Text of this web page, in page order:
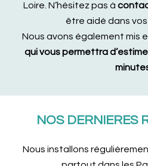
Loire. N’hésitez pas à
être aidé dans
Nous avons également mis
qui vous permettra
NOS DERNIERES
Nous installons